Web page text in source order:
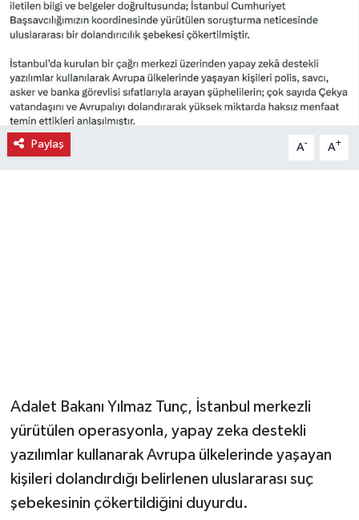
Paylaş A- A+
Adalet Bakanı Yılmaz Tunç, İstanbul merkezli
yürütülen operasyonla, yapay zeka destekli
yazılımlar kullanarak Avrupa ülkelerinde yaşayan
kişileri dolandırdığı belirlenen uluslararası suç
şebekesinin çökertildiğini duyurdu.
Gurme
Haber
İlçe Haberleri
Keşfet
Sokak Hayvanlarını Sahiplendirme
Spor